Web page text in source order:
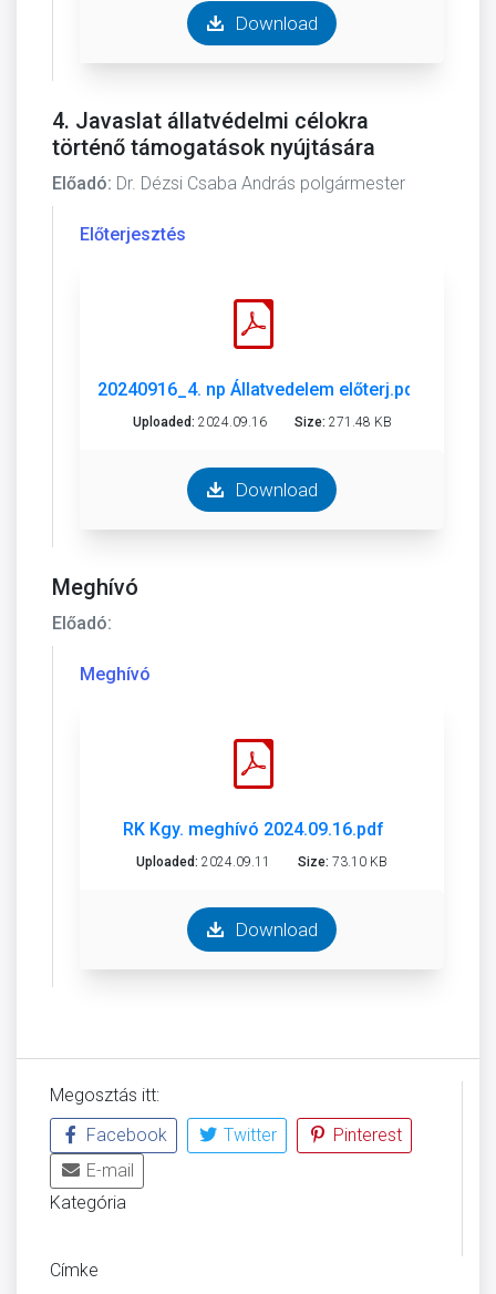
Download
4. Javaslat állatvédelmi célokra
történő támogatások nyújtására
Előadó: Dr. Dézsi Csaba András polgármester
Előterjesztés
20240916_4. np Állatvedelem előterj.pdf
Uploaded: 2024.09.16 Size: 271.48 KB
Download
Meghívó
Előadó:
Meghívó
RK Kgy. meghívó 2024.09.16.pdf
Uploaded: 2024.09.11 Size: 73.10 KB
Download
Megosztás itt:
Facebook
Twitter
Pinterest
E-mail
Kategória
Címke